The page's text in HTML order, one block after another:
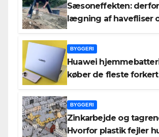
Sæsoneffekten:
lægning af havefliser
end om sommeren
BYGGERI
Huawei
køber de fleste
BYGGERI
Zinkarbejde og
Hvorfor plastik fejler